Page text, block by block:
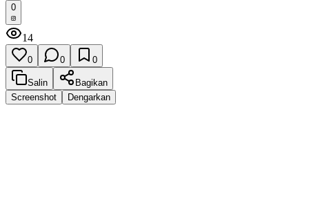
0
14
0 0 0
Salin
Bagikan
Screenshot
Dengarkan